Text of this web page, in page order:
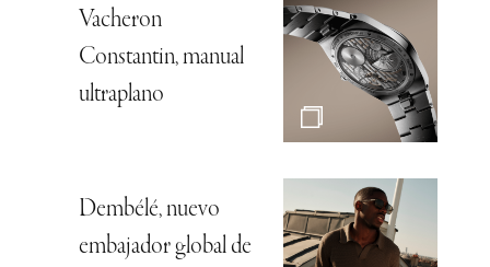
Vacheron
Constantin, manual
ultraplano
Dembélé, nuevo
embajador global de